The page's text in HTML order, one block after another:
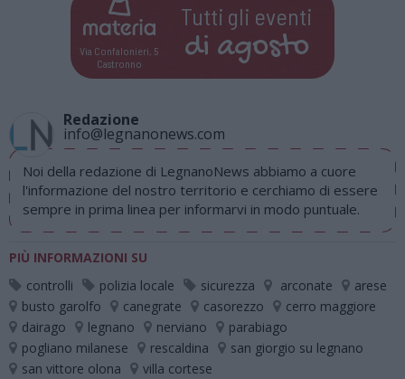
Via Confalonieri, 5
Castronno
Tutti gli eventi
di agosto
Redazione
info@legnanonews.com
Noi della redazione di LegnanoNews abbiamo a cuore
l'informazione del nostro territorio e cerchiamo di essere
sempre in prima linea per informarvi in modo puntuale.
PIÙ INFORMAZIONI SU
controlli
polizia locale sicurezza arconate
arese
busto garolfo
canegrate casorezzo
cerro maggiore
dairago
legnano nerviano
parabiago
pogliano milanese
rescaldina
san giorgio su legnano
san vittore olona
villa cortese